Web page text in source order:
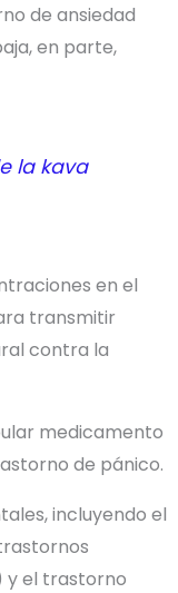
de ansiedad
en parte,
la kava
en el
transmitir
contra la
medicamento
de pánico.
incluyendo el
y el trastorno